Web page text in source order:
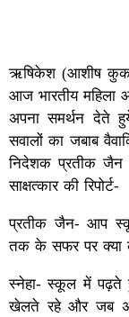
ऋषिकेश (आशीष
आज भारतीय महिला
अपना समर्थन देते
सवालों का जबाब
निदेशक प्रतीक जैन
साक्षत्कार की रिपोर्ट-
प्रतीक जैन- आप
तक के सफर पर क्या
स्नेहा- स्कूल में पढ़ते
खेलते रहे और जब